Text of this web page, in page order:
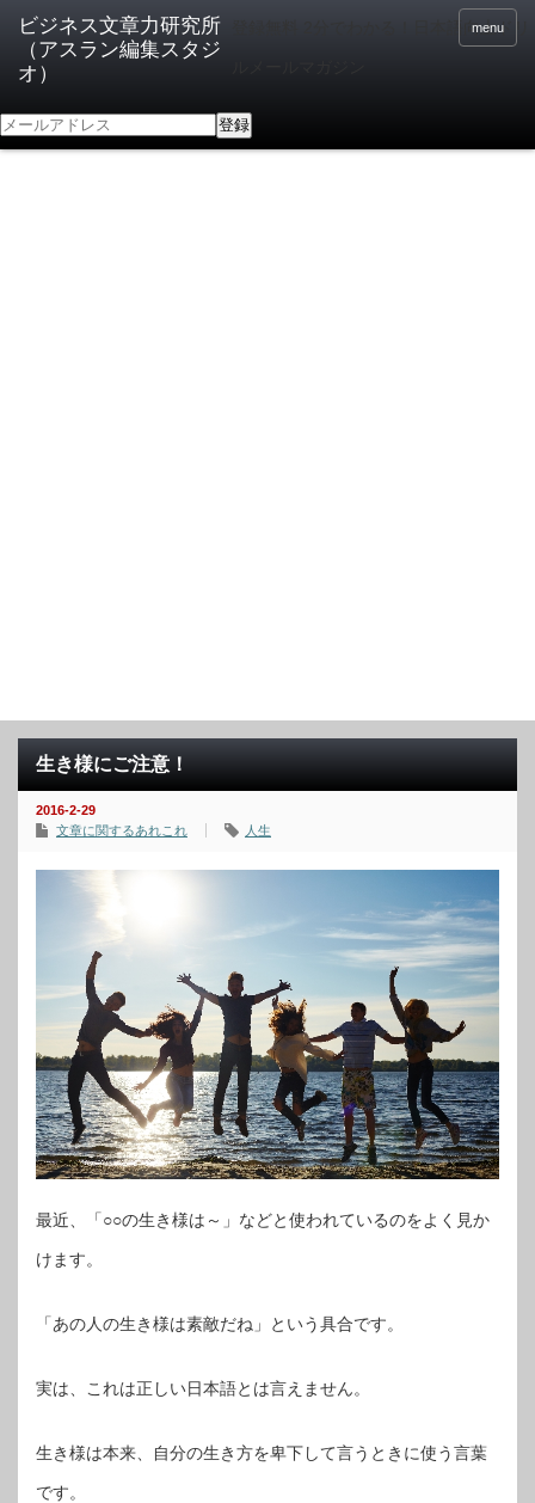
menu
登録無料 2分でわかる！日本語向上ドリ
生き様にご注意！
2016-2-29
文章に関するあれこれ
人生
最近、「○○の生き様は～」などと使われているのをよく見か
けます。
「あの人の生き様は素敵だね」という具合です。
実は、これは正しい日本語とは言えません。
生き様は本来、自分の生き方を卑下して言うときに使う言葉
です。